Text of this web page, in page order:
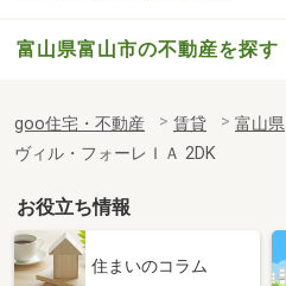
富山県富山市の不動産を探す
goo住宅・不動産 賃貸 富山県
ヴィル・フォーレＩＡ 2DK
お役立ち情報
住まいのコラム